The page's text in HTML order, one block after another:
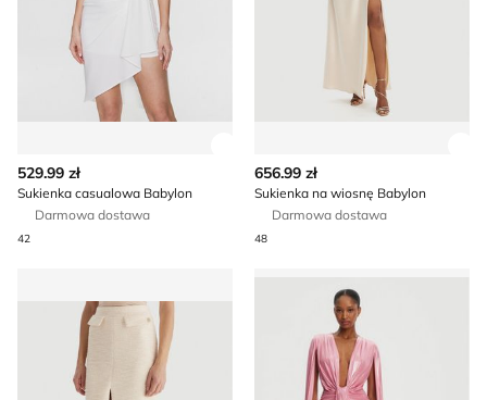
529.99 zł
Sukienka casualowa Babylon
Darmowa dostawa
42
656.99 zł
Sukienka na wiosnę Babylon
Darmowa dostawa
48